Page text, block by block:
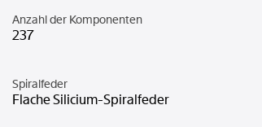
Anzahl der Komponenten
237
Spiralfeder
Flache Silicium-Spiralfeder